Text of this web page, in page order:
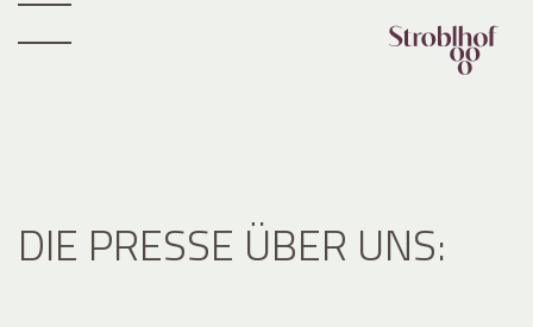
DIE PRESSE ÜBER UNS: